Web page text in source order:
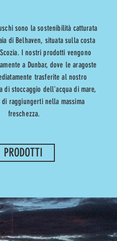
sono la sostenibilità catturata
di Belhaven, situata sulla costa
I nostri prodotti vengono
a Dunbar, dove le aragoste
trasferite al nostro
di stoccaggio dell'acqua di mare,
di raggiungerti nella massima
freschezza.
PRODOTTI